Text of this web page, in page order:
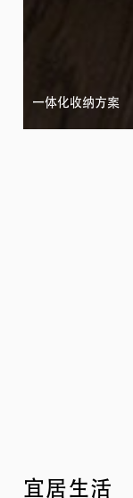
一体化收纳方案
宜居生活